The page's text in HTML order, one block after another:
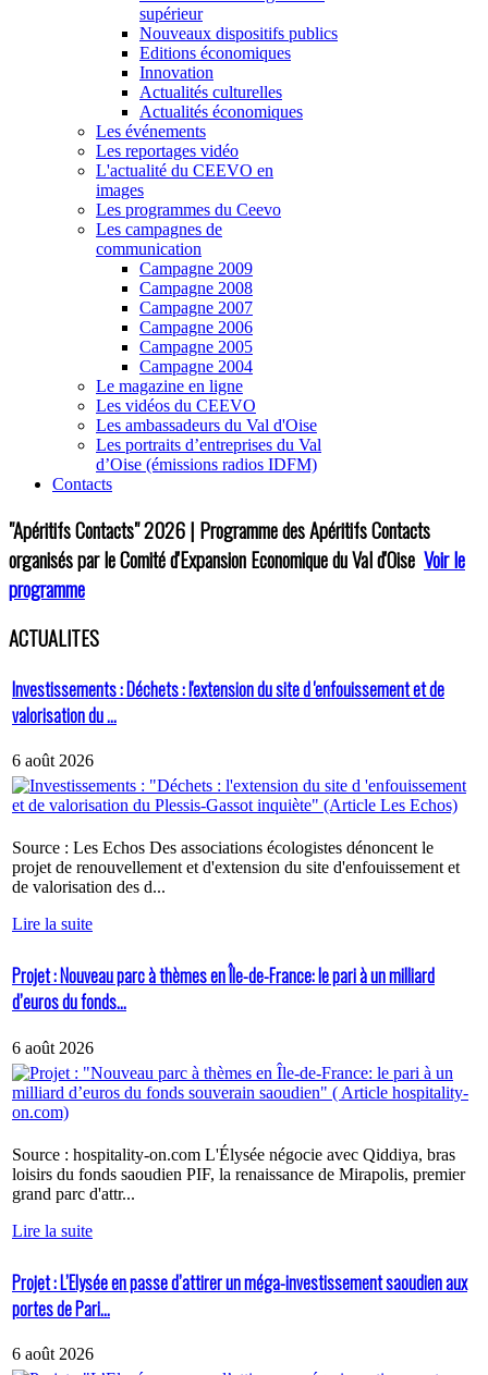
supérieur
Nouveaux dispositifs publics
Editions économiques
Innovation
Actualités culturelles
Actualités économiques
Les événements
Les reportages vidéo
L'actualité du CEEVO en
images
Les programmes du Ceevo
Les campagnes de
communication
Campagne 2009
Campagne 2008
Campagne 2007
Campagne 2006
Campagne 2005
Campagne 2004
Le magazine en ligne
Les vidéos du CEEVO
Les ambassadeurs du Val d'Oise
Les portraits d’entreprises du Val
d’Oise (émissions radios IDFM)
Contacts
"Apéritifs Contacts"2026 | Programme des Apéritifs Contacts
organisés par le Comité d'Expansion Economique du Val d'Oise Voir le
programme
ACTUALITES
Investissements : Déchets : l'extension du site d 'enfouissement et de
valorisation du ...
6 août 2026
Source : Les Echos Des associations écologistes dénoncent le
projet de renouvellement et d'extension du site d'enfouissement et
de valorisation des d...
Lire la suite
Projet : Nouveau parc à thèmes en Île-de-France: le pari à un milliard
d’euros du fonds...
6 août 2026
Source : hospitality-on.com L'Élysée négocie avec Qiddiya, bras
loisirs du fonds saoudien PIF, la renaissance de Mirapolis, premier
grand parc d'attr...
Lire la suite
Projet : L’Elysée en passe d’attirer un méga-investissement saoudien aux
portes de Pari...
6 août 2026